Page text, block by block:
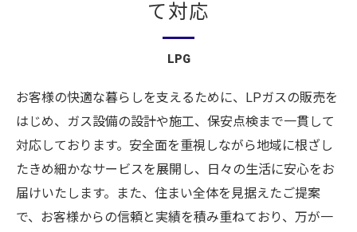
て対応
LPG
お客様の快適な暮らしを支えるために、LPガスの販売を
はじめ、ガス設備の設計や施工、保安点検まで一貫して
対応しております。安全面を重視しながら地域に根ざし
たきめ細かなサービスを展開し、日々の生活に安心をお
届けいたします。また、住まい全体を見据えたご提案
で、お客様からの信頼と実績を積み重ねており、万が一